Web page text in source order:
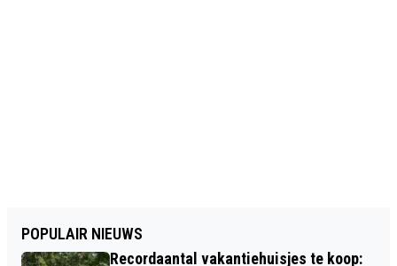
POPULAIR NIEUWS
Recordaantal vakantiehuisjes te koop: